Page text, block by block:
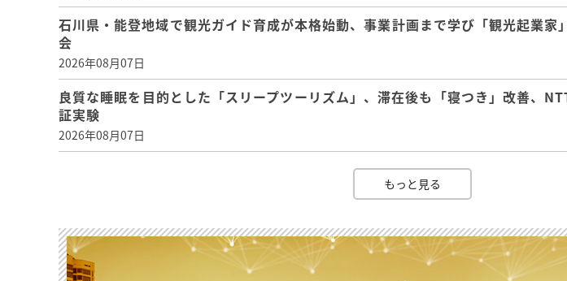
石川県・能登地域で観光ガイド育成が本格始動、事業計画まで学び「観光起業
会
2026年08月07日
良質な睡眠を目的とした「スリープツーリズム」、滞在後も「寝つき」改善、
証実験
2026年08月07日
もっと見る